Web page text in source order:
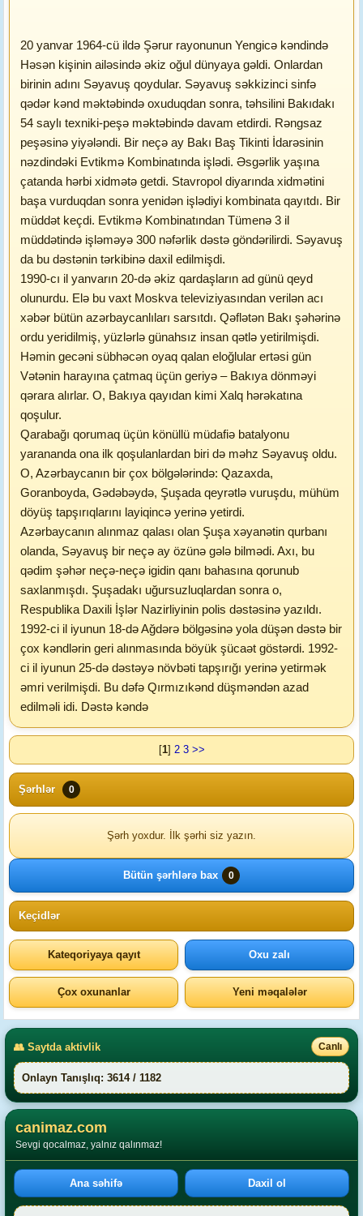
20 yanvar 1964-cü ildə Şərur rayonunun Yengicə kəndində
Həsən kişinin ailəsində əkiz oğul dünyaya gəldi. Onlardan
birinin adını Səyavuş qoydular. Səyavuş səkkizinci sinfə
qədər kənd məktəbində oxuduqdan sonra, təhsilini Bakıdakı
54 saylı texniki-peşə məktəbində davam etdirdi. Rəngsaz
peşəsinə yiyələndi. Bir neçə ay Bakı Baş Tikinti İdarəsinin
nəzdindəki Evtikmə Kombinatında işlədi. Əsgərlik yaşına
çatanda hərbi xidmətə getdi. Stavropol diyarında xidmətini
başa vurduqdan sonra yenidən işlədiyi kombinata qayıtdı. Bir
müddət keçdi. Evtikmə Kombinatından Tümenə 3 il
müddətində işləməyə 300 nəfərlik dəstə göndərilirdi. Səyavuş
da bu dəstənin tərkibinə daxil edilmişdi.
1990-cı il yanvarın 20-də əkiz qardaşların ad günü qeyd
olunurdu. Elə bu vaxt Moskva televiziyasından verilən acı
xəbər bütün azərbaycanlıları sarsıtdı. Qəflətən Bakı şəhərinə
ordu yeridilmiş, yüzlərlə günahsız insan qətlə yetirilmişdi.
Həmin gecəni sübhəcən oyaq qalan eloğlular ertəsi gün
Vətənin harayına çatmaq üçün geriyə – Bakıya dönməyi
qərara alırlar. O, Bakıya qayıdan kimi Xalq hərəkatına
qoşulur.
Qarabağı qorumaq üçün könüllü müdafiə batalyonu
yarananda ona ilk qoşulanlardan biri də məhz Səyavuş oldu.
O, Azərbaycanın bir çox bölgələrində: Qazaxda,
Goranboyda, Gədəbəydə, Şuşada qeyrətlə vuruşdu, mühüm
döyüş tapşırıqlarını layiqincə yerinə yetirdi.
Azərbaycanın alınmaz qalası olan Şuşa xəyanətin qurbanı
olanda, Səyavuş bir neçə ay özünə gələ bilmədi. Axı, bu
qədim şəhər neçə-neçə igidin qanı bahasına qorunub
saxlanmışdı. Şuşadakı uğursuzluqlardan sonra o,
Respublika Daxili İşlər Nazirliyinin polis dəstəsinə yazıldı.
1992-ci il iyunun 18-də Ağdərə bölgəsinə yola düşən dəstə bir
çox kəndlərin geri alınmasında böyük şücaət göstərdi. 1992-
ci il iyunun 25-də dəstəyə növbəti tapşırığı yerinə yetirmək
əmri verilmişdi. Bu dəfə Qırmızıkənd düşməndən azad
edilməli idi. Dəstə kəndə
[1] 2 3 >>
Şərhlər 0
Şərh yoxdur. İlk şərhi siz yazın.
Bütün şərhlərə bax 0
Keçidlər
Kateqoriyaya qayıt Oxu zalı
Çox oxunanlar Yeni məqalələr
👥 Saytda aktivlik Canlı
Onlayn Tanışlıq: 3614 / 1182
canimaz.com
Sevgi qocalmaz, yalnız qalınmaz!
Ana səhifə Daxil ol